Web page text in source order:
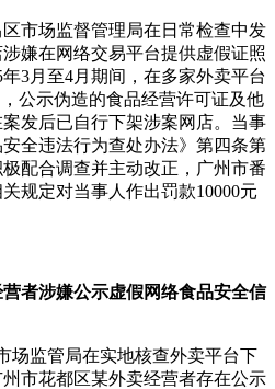
市场监督管理局在日常检查中发
嫌在网络交易平台提供虚假证照
3月至4月期间，在多家外卖平台
公示伪造的食品经营许可证及他
发后已自行下架涉案网店。当事
全违法行为查处办法》第四条第
配合调查并主动改正，广州市番
规定对当事人作出罚款10000元
者涉嫌公示虚假网络食品安全信
场监管局在实地核查外卖平台下
市花都区某外卖经营者存在公示